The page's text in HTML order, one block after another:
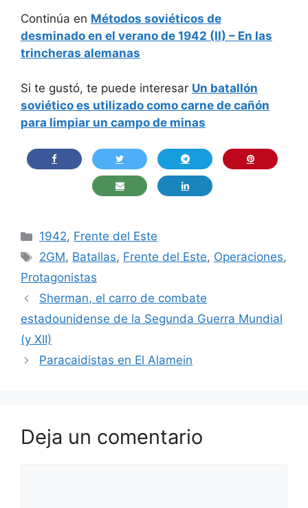
Continúa en Métodos soviéticos de
desminado en el verano de 1942 (II) – En las
trincheras alemanas
Si te gustó, te puede interesar Un batallón
soviético es utilizado como carne de cañón
para limpiar un campo de minas
Categorías
1942, Frente del Este
Etiquetas
2GM, Batallas, Frente del Este, Operaciones,
Protagonistas
Sherman, el carro de combate
estadounidense de la Segunda Guerra Mundial
(y XII)
Paracaidistas en El Alamein
Deja un comentario